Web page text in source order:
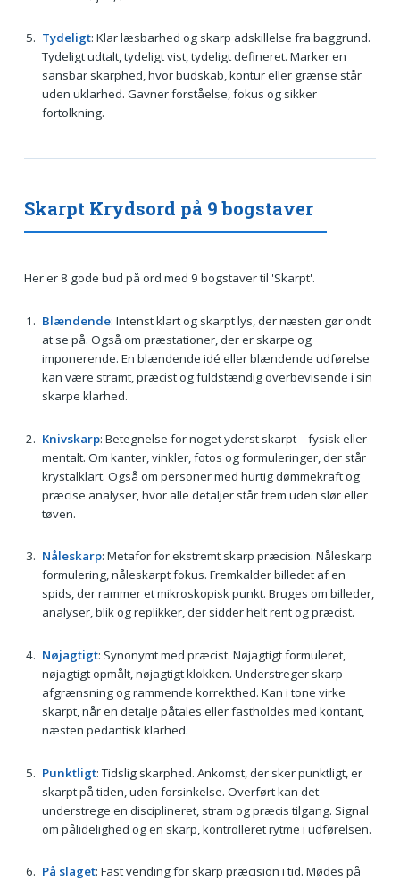
Tydeligt: Klar læsbarhed og skarp adskillelse fra baggrund.
Tydeligt udtalt, tydeligt vist, tydeligt defineret. Marker en
sansbar skarphed, hvor budskab, kontur eller grænse står
uden uklarhed. Gavner forståelse, fokus og sikker
fortolkning.
Skarpt Krydsord på 9 bogstaver
Her er 8 gode bud på ord med 9 bogstaver til 'Skarpt'.
Blændende: Intenst klart og skarpt lys, der næsten gør ondt
at se på. Også om præstationer, der er skarpe og
imponerende. En blændende idé eller blændende udførelse
kan være stramt, præcist og fuldstændig overbevisende i sin
skarpe klarhed.
Knivskarp: Betegnelse for noget yderst skarpt – fysisk eller
mentalt. Om kanter, vinkler, fotos og formuleringer, der står
krystalklart. Også om personer med hurtig dømmekraft og
præcise analyser, hvor alle detaljer står frem uden slør eller
tøven.
Nåleskarp: Metafor for ekstremt skarp præcision. Nåleskarp
formulering, nåleskarpt fokus. Fremkalder billedet af en
spids, der rammer et mikroskopisk punkt. Bruges om billeder,
analyser, blik og replikker, der sidder helt rent og præcist.
Nøjagtigt: Synonymt med præcist. Nøjagtigt formuleret,
nøjagtigt opmålt, nøjagtigt klokken. Understreger skarp
afgrænsning og rammende korrekthed. Kan i tone virke
skarpt, når en detalje påtales eller fastholdes med kontant,
næsten pedantisk klarhed.
Punktligt: Tidslig skarphed. Ankomst, der sker punktligt, er
skarpt på tiden, uden forsinkelse. Overført kan det
understrege en disciplineret, stram og præcis tilgang. Signal
om pålidelighed og en skarp, kontrolleret rytme i udførelsen.
På slaget: Fast vending for skarp præcision i tid. Mødes på